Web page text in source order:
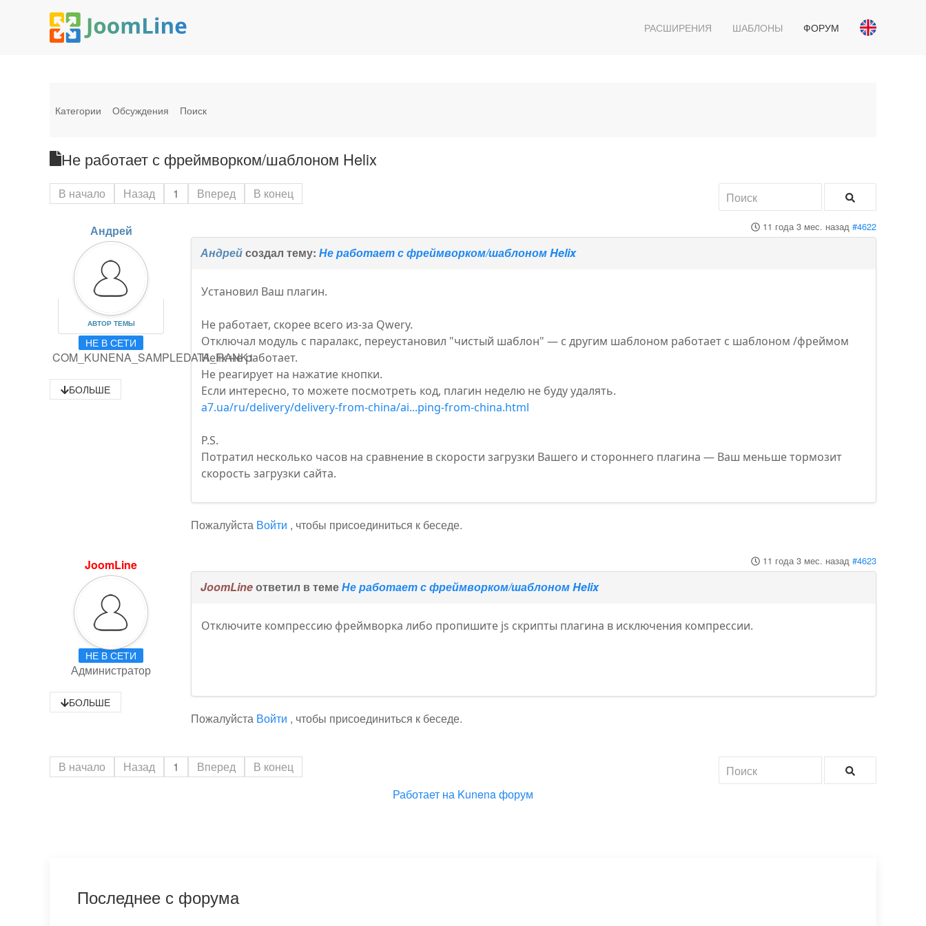
РАСШИРЕНИЯ ШАБЛОНЫ ФОРУМ
Категории Обсуждения Поиск
Не работает с фреймворком/шаблоном Helix
В начало Назад 1 Вперед В конец
Андрей
АВТОР ТЕМЫ
НЕ В СЕТИ
COM_KUNENA_SAMPLEDATA_RANK1
БОЛЬШЕ
11 года 3 мес. назад #4622
Андрейсоздал тему:Не работает с фреймворком/шаблоном Helix
Установил Ваш плагин.
Не работает, скорее всего из-за Qwery.
Отключал модуль с паралакс, переустановил "чистый шаблон" — с другим шаблоном работает с шаблоном /фреймом
Helix не работает.
Не реагирует на нажатие кнопки.
Если интересно, то можете посмотреть код, плагин неделю не буду удалять.
a7.ua/ru/delivery/delivery-from-china/ai...ping-from-china.html
P.S.
Потратил несколько часов на сравнение в скорости загрузки Вашего и стороннего плагина — Ваш меньше тормозит
скорость загрузки сайта.
Пожалуйста Войти , чтобы присоединиться к беседе.
JoomLine
НЕ В СЕТИ
Администратор
БОЛЬШЕ
11 года 3 мес. назад #4623
JoomLineответил в темеНе работает с фреймворком/шаблоном Helix
Отключите компрессию фреймворка либо пропишите js скрипты плагина в исключения компрессии.
Пожалуйста Войти , чтобы присоединиться к беседе.
В начало Назад 1 Вперед
В конец
Работает на Kunena форум
Последнее с форума